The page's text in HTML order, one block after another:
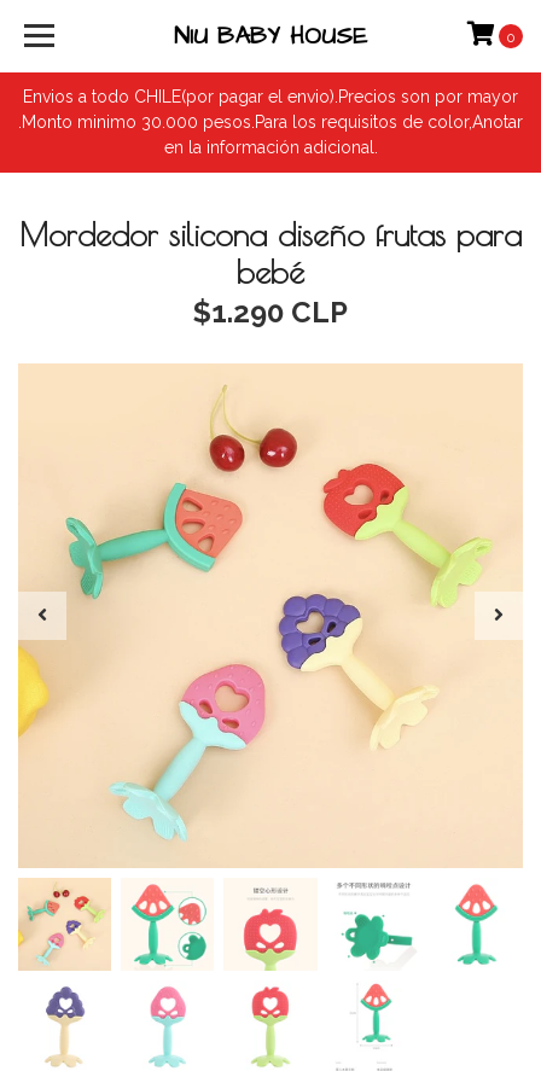
Envios a todo CHILE(por pagar el envio).Precios son por mayor
.Monto minimo 30.000 pesos.Para los requisitos de color,Anotar
en la información adicional.
NIU BABY HOUSE 0
Mordedor silicona diseño frutas para
bebé
$1.290 CLP